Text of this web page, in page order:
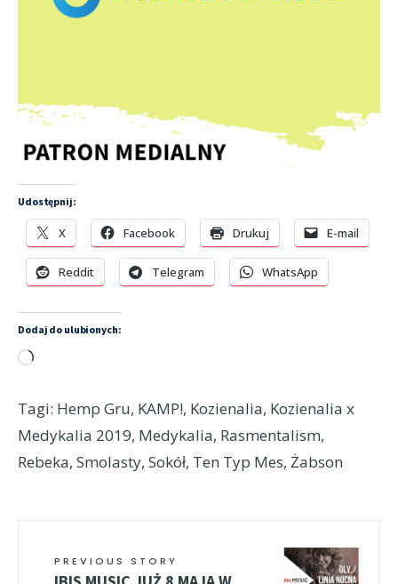
Udostępnij:
X Facebook Drukuj E-mail
Reddit Telegram WhatsApp
Dodaj do ulubionych:
Wczytywanie…
Tagi: Hemp Gru, KAMP!, Kozienalia, Kozienalia x
Medykalia 2019, Medykalia, Rasmentalism,
Rebeka, Smolasty, Sokół, Ten Typ Mes, Żabson
PREVIOUS STORY